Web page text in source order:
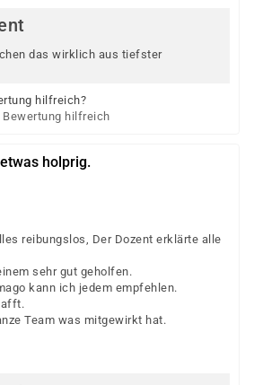
das wirklich aus tiefster
hilfreich?
hilfreich
holprig.
reibungslos, Der Dozent erklärte alle
sehr gut geholfen.
kann ich jedem empfehlen.
Team was mitgewirkt hat.